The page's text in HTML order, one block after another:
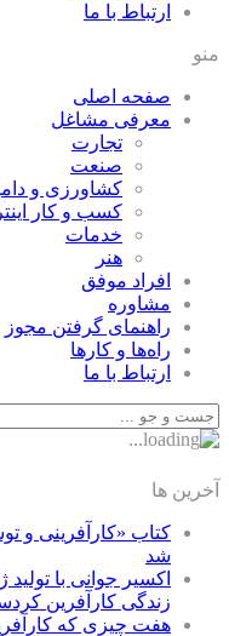
ارتباط با ما
منو
صفحه اصلی
معرفی مشاغل
تجارت
صنعت
كشاورزی و
كسب و كار
خدمات
هنر
افراد موفق
مشاوره
راهنمای گرفتن مجوز
راه‌ها و كارها
ارتباط با ما
آخرین ها
کتاب «کارآفرینی و
شد
اکسیر جوانی با
زندگی کارآفرین
هفت چیزی که